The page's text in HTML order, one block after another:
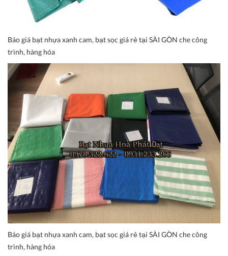
Báo giá bạt nhựa xanh cam, bạt sọc giá rẻ tại SÀI GÒN che công
trình, hàng hóa
Báo giá bạt nhựa xanh cam, bạt sọc giá rẻ tại SÀI GÒN che công
trình, hàng hóa